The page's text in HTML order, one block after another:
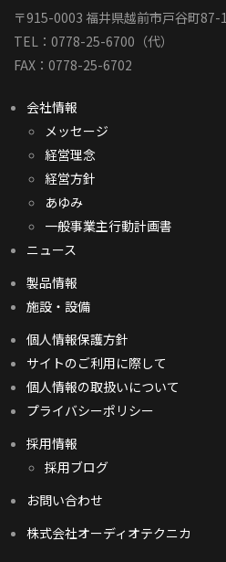
〒915-0003 福井県越前市戸谷町87-1
TEL：0778-25-6700（代）
FAX：0778-25-6702
会社情報
メッセージ
経営理念
経営方針
あゆみ
一般事業主行動計画書
ニュース
製品情報
施設・設備
個人情報保護方針
サイトのご利用に際して
個人情報の取扱いについて
プライバシーポリシー
採用情報
採用ブログ
お問い合わせ
株式会社オーディオテクニカ